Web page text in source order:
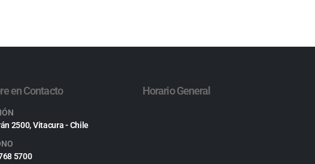
en Contacto
2500, Vitacura - Chile
5700
Horario General